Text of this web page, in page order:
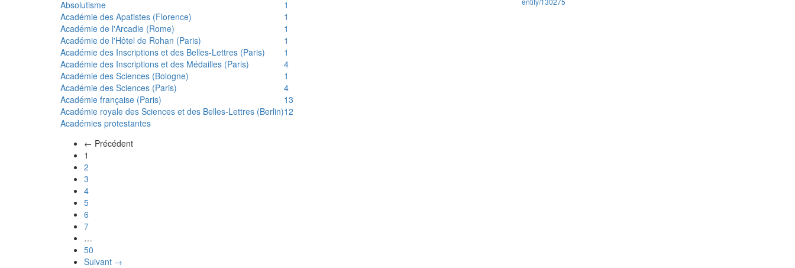
Absolutisme
1
Académie des Apatistes (Florence)
1
Académie de l'Arcadie (Rome)
1
Académie de l'Hôtel de Rohan (Paris)
1
Académie des Inscriptions et des Belles-Lettres (Paris)
1
Académie des Inscriptions et des Médailles (Paris)
4
Académie des Sciences (Bologne)
1
Académie des Sciences (Paris)
4
Académie française (Paris)
13
Académie royale des Sciences et des Belles-Lettres (Berlin)12
Académies protestantes
← Précédent
1
2
3
4
5
6
7
…
50
Suivant →